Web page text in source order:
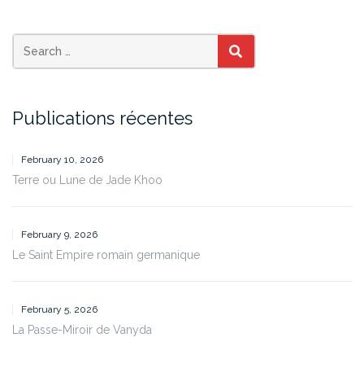
SEARCH
Publications récentes
February 10, 2026
Terre ou Lune de Jade Khoo
February 9, 2026
Le Saint Empire romain germanique
February 5, 2026
La Passe-Miroir de Vanyda